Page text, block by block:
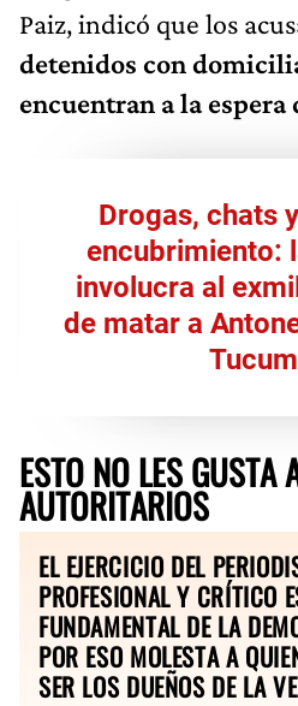
Paiz, indicó que los
detenidos con
encuentran a la
Drogas, chats
encubrimiento:
involucra al
de matar a
ESTO NO LES GUSTA
AUTORITARIOS
EL EJERCICIO DEL
PROFESIONAL Y CRÍTICO
FUNDAMENTAL DE LA
POR ESO MOLESTA A
SER LOS DUEÑOS DE LA